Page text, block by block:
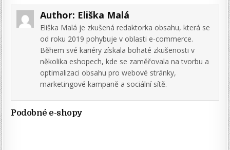
Author: Eliška Malá
Eliška Malá je zkušená redaktorka obsahu, která se
od roku 2019 pohybuje v oblasti e-commerce.
Během své kariéry získala bohaté zkušenosti v
několika eshopech, kde se zaměřovala na tvorbu a
optimalizaci obsahu pro webové stránky,
marketingové kampaně a sociální sítě.
Podobné e-shopy